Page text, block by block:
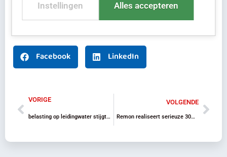
Facebook LinkedIn
VORIGE
belasting op leidingwater stijgt voor grootverbruikers.
VOLGENDE
Remon realiseert serieuze 30m³ RO voor klant uit de glastuinbouw
Instellingen Alles accepteren